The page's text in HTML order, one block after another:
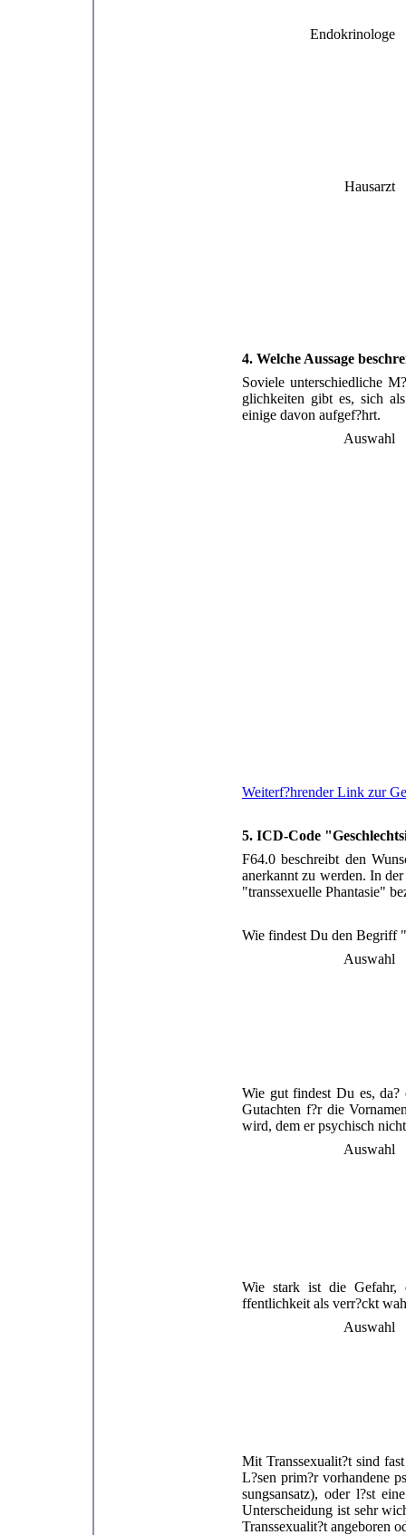
Endokrinologe
Hausarzt
4. Welche Aussage
Soviele unterschiedliche
glichkeiten gibt es, sich
einige davon aufgef?hrt.
Auswahl
Weiterf?hrender Link zur
5. ICD-Code
F64.0 beschreibt den
anerkannt zu werden. In
"transsexuelle Phantasie"
Wie findest Du den Begriff
Auswahl
Wie gut findest Du es, da?
Gutachten f?r die
wird, dem er psychisch
Auswahl
Wie stark ist die Gefahr,
ffentlichkeit als verr?ckt
Auswahl
Mit Transsexualit?t sind
L?sen prim?r vorhandene
sungsansatz), oder l?st
Unterscheidung ist sehr
Transsexualit?t angeboren